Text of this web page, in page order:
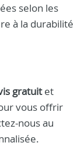
selon les
à la durabilité
gratuitet
vous offrir
nous au